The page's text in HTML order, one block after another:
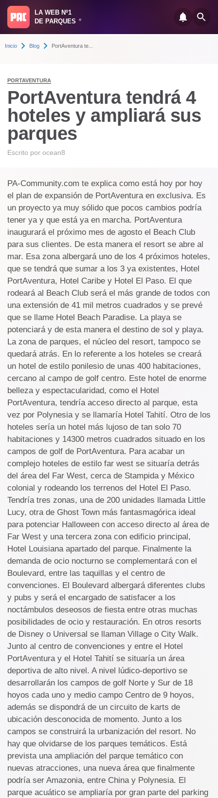
LA WEB Nº1
DE PARQUES
®
Inicio Blog PortAventura te...
PORTAVENTURA
PortAventura tendrá 4
hoteles y ampliará sus
parques
Escrito por ocean8
PA-Community.com te explica como está hoy por hoy
el plan de expansión de PortAventura en exclusiva. Es
un proyecto ya muy sólido que pocos cambios podría
tener ya y que está ya en marcha. PortAventura
inaugurará el próximo mes de agosto el Beach Club
para sus clientes. De esta manera el resort se abre al
mar. Esa zona albergará uno de los 4 próximos hoteles,
que se tendrá que sumar a los 3 ya existentes, Hotel
PortAventura, Hotel Caribe y Hotel El Paso. El que
rodeará al Beach Club será el más grande de todos con
una extensión de 41 mil metros cuadrados y se prevé
que se llame Hotel Beach Paradise. La playa se
potenciará y de esta manera el destino de sol y playa.
La zona de parques, el núcleo del resort, tampoco se
quedará atrás. En lo referente a los hoteles se creará
un hotel de estilo ponilesio de unas 400 habitaciones,
cercano al campo de golf centro. Este hotel de enorme
belleza y espectacularidad, como el Hotel
PortAventura, tendría acceso directo al parque, esta
vez por Polynesia y se llamaría Hotel Tahití. Otro de los
hoteles sería un hotel más lujoso de tan solo 70
habitaciones y 14300 metros cuadrados situado en los
campos de golf de PortAventura. Para acabar un
complejo hoteles de estilo far west se situaría detrás
del área del Far West, cerca de Stampida y México
colonial y rodeando los terrenos del Hotel El Paso.
Tendría tres zonas, una de 200 unidades llamada Little
Lucy, otra de Ghost Town más fantasmagórica ideal
para potenciar Halloween con acceso directo al área de
Far West y una tercera zona con edificio principal,
Hotel Louisiana apartado del parque. Finalmente la
demanda de ocio nocturno se complementará con el
Boulevard, entre las taquillas y el centro de
convenciones. El Boulevard albergará diferentes clubs
y pubs y será el encargado de satisfacer a los
noctámbulos deseosos de fiesta entre otras muchas
posibilidades de ocio y restauración. En otros resorts
de Disney o Universal se llaman Village o City Walk.
Junto al centro de convenciones y entre el Hotel
PortAventura y el Hotel Tahití se situaría un área
deportiva de alto nivel. A nivel lúdico-deportivo se
desarrollarán los campos de golf Norte y Sur de 18
hoyos cada uno y medio campo Centro de 9 hoyos,
además se dispondrá de un circuito de karts de
ubicación desconocida de momento. Junto a los
campos se construirá la urbanización del resort. No
hay que olvidarse de los parques temáticos. Está
prevista una ampliación del parque temático con
nuevas atracciones, una nueva área que finalmente
podría ser Amazonia, entre China y Polynesia. El
parque acuático se ampliaría por gran parte del parking